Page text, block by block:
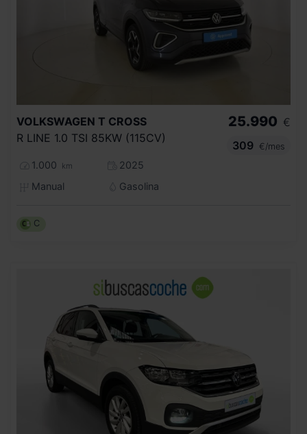
VOLKSWAGEN T CROSS
R LINE 1.0 TSI 85KW (115CV)
1.000 km
2025
Manual
Gasolina
25.990 €
309
€/mes
C